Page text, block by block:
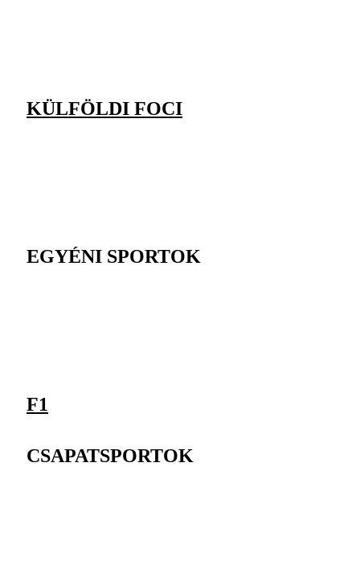
KÜLFÖLDI FOCI
EGYÉNI SPORTOK
F1
CSAPATSPORTOK